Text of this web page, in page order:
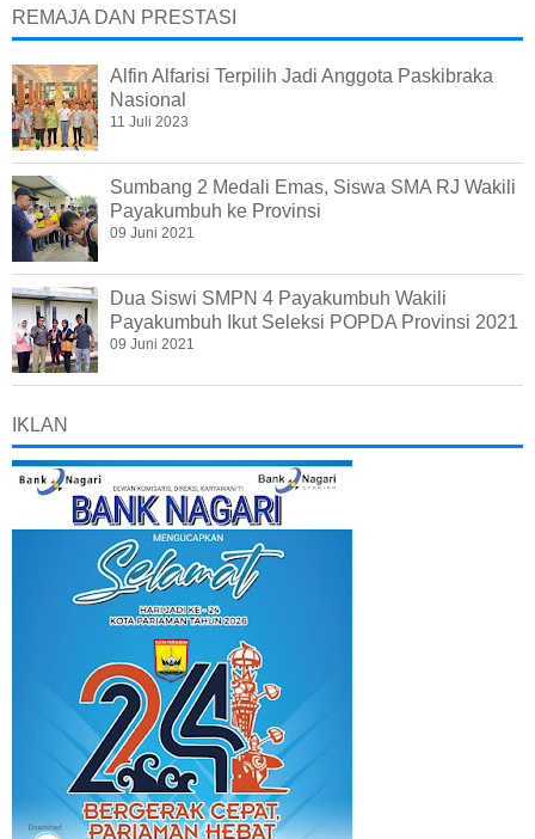
REMAJA DAN PRESTASI
Alfin Alfarisi Terpilih Jadi Anggota Paskibraka
Nasional
11 Juli 2023
Sumbang 2 Medali Emas, Siswa SMA RJ Wakili
Payakumbuh ke Provinsi
09 Juni 2021
Dua Siswi SMPN 4 Payakumbuh Wakili
Payakumbuh Ikut Seleksi POPDA Provinsi 2021
09 Juni 2021
IKLAN